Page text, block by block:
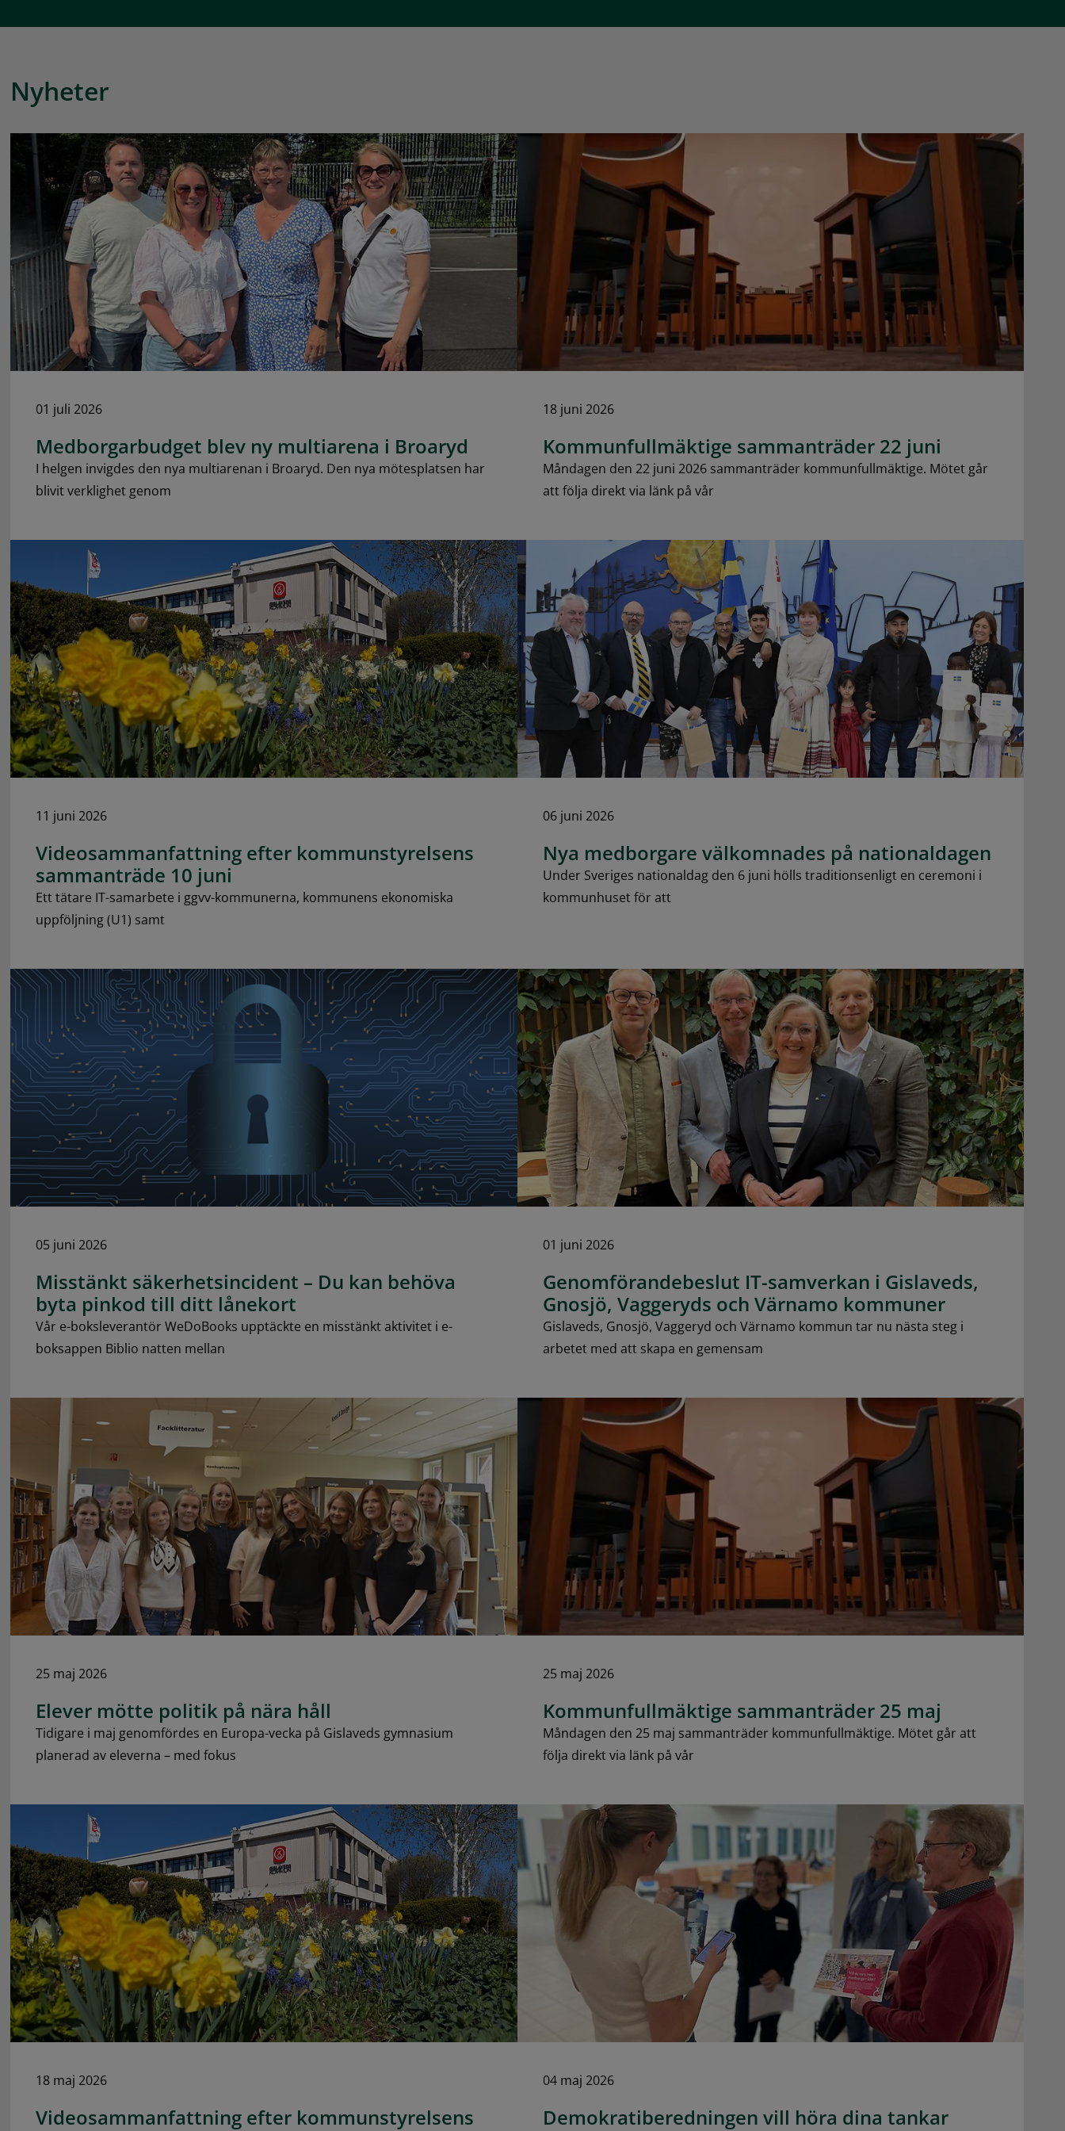
Nyheter
01 juli 2026
Medborgarbudget blev ny multiarena i Broaryd
I helgen invigdes den nya multiarenan i Broaryd. Den nya mötesplatsen har
blivit verklighet genom
18 juni 2026
Kommunfullmäktige sammanträder 22 juni
Måndagen den 22 juni 2026 sammanträder kommunfullmäktige. Mötet går
att följa direkt via länk på vår
11 juni 2026
Videosammanfattning efter kommunstyrelsens
sammanträde 10 juni
Ett tätare IT-samarbete i ggvv-kommunerna, kommunens ekonomiska
uppföljning (U1) samt
06 juni 2026
Nya medborgare välkomnades på nationaldagen
Under Sveriges nationaldag den 6 juni hölls traditionsenligt en ceremoni i
kommunhuset för att
05 juni 2026
Misstänkt säkerhetsincident – Du kan behöva
byta pinkod till ditt lånekort
Vår e-boksleverantör WeDoBooks upptäckte en misstänkt aktivitet i e-
boksappen Biblio natten mellan
01 juni 2026
Genomförandebeslut IT-samverkan i Gislaveds,
Gnosjö, Vaggeryds och Värnamo kommuner
Gislaveds, Gnosjö, Vaggeryd och Värnamo kommun tar nu nästa steg i
arbetet med att skapa en gemensam
25 maj 2026
Elever mötte politik på nära håll
Tidigare i maj genomfördes en Europa-vecka på Gislaveds gymnasium
planerad av eleverna – med fokus
25 maj 2026
Kommunfullmäktige sammanträder 25 maj
Måndagen den 25 maj sammanträder kommunfullmäktige. Mötet går att
följa direkt via länk på vår
18 maj 2026
Videosammanfattning efter kommunstyrelsens
04 maj 2026
Demokratiberedningen vill höra dina tankar